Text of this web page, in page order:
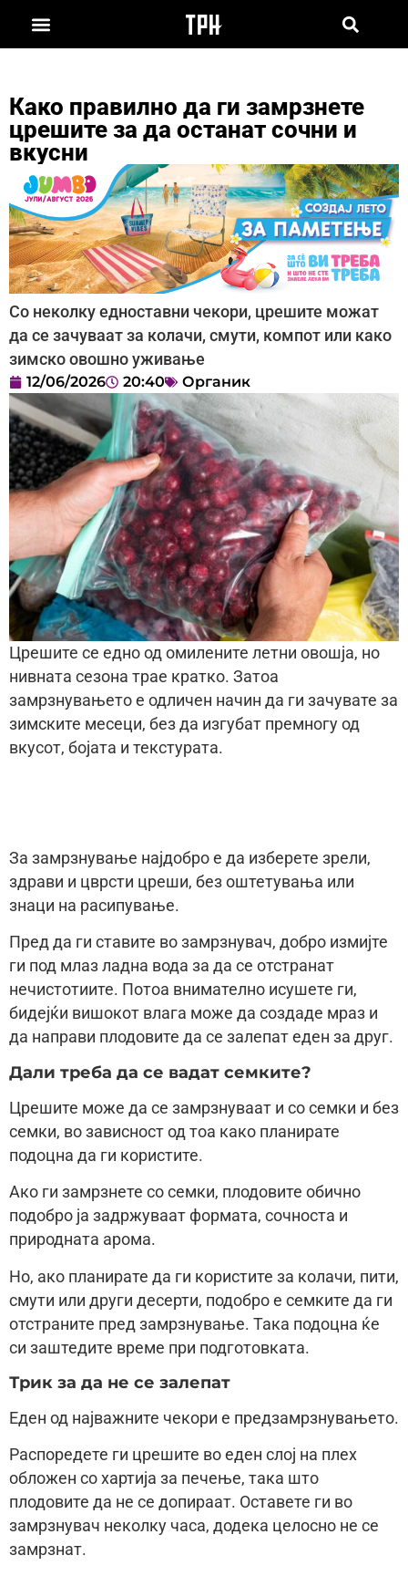
Како правилно да ги замрзнете
црешите за да останат сочни и
вкусни
Со неколку едноставни чекори, црешите можат
да се зачуваат за колачи, смути, компот или како
зимско овошно уживање
12/06/2026 20:40 Органик
Црешите се едно од омилените летни овошја, но
нивната сезона трае кратко. Затоа
замрзнувањето е одличен начин да ги зачувате за
зимските месеци, без да изгубат премногу од
вкусот, бојата и текстурата.
За замрзнување најдобро е да изберете зрели,
здрави и цврсти цреши, без оштетувања или
знаци на расипување.
Пред да ги ставите во замрзнувач, добро измијте
ги под млаз ладна вода за да се отстранат
нечистотиите. Потоа внимателно исушете ги,
бидејќи вишокот влага може да создаде мраз и
да направи плодовите да се залепат еден за друг.
Дали треба да се вадат семките?
Црешите може да се замрзнуваат и со семки и без
семки, во зависност од тоа како планирате
подоцна да ги користите.
Ако ги замрзнете со семки, плодовите обично
подобро ја задржуваат формата, сочноста и
природната арома.
Но, ако планирате да ги користите за колачи, пити,
смути или други десерти, подобро е семките да ги
отстраните пред замрзнување. Така подоцна ќе
си заштедите време при подготовката.
Трик за да не се залепат
Еден од најважните чекори е предзамрзнувањето.
Распоредете ги црешите во еден слој на плех
обложен со хартија за печење, така што
плодовите да не се допираат. Оставете ги во
замрзнувач неколку часа, додека целосно не се
замрзнат.